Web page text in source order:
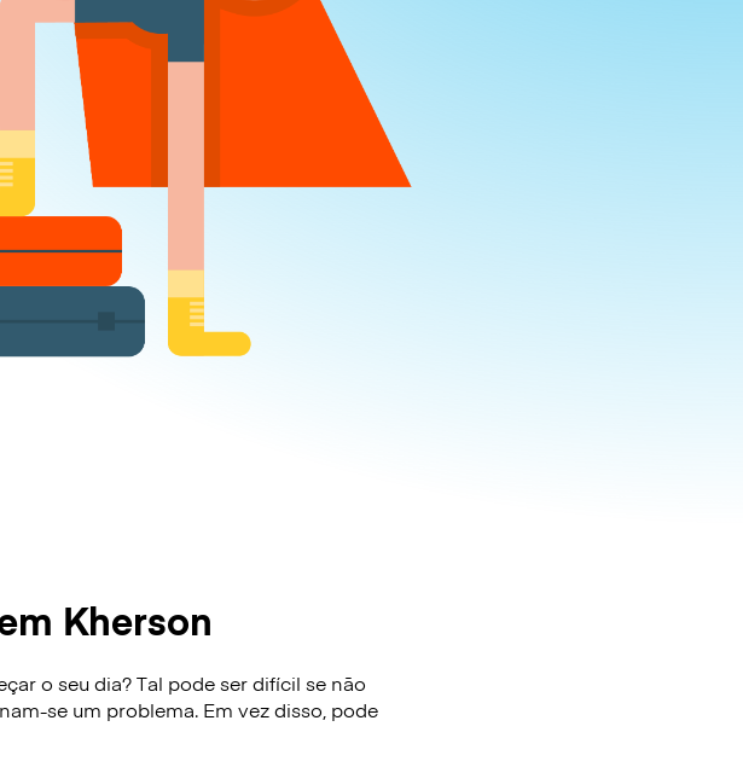
Kherson
o seu dia? Tal pode ser difícil se não
se um problema. Em vez disso, pode